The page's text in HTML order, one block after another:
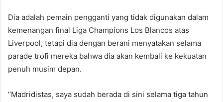
Dia adalah pemain pengganti yang tidak digunakan dalam
kemenangan final Liga Champions Los Blancos atas
Liverpool, tetapi dia dengan berani menyatakan selama
parade trofi mereka bahwa dia akan kembali ke kekuatan
penuh musim depan.
“Madridistas, saya sudah berada di sini selama tiga tahun